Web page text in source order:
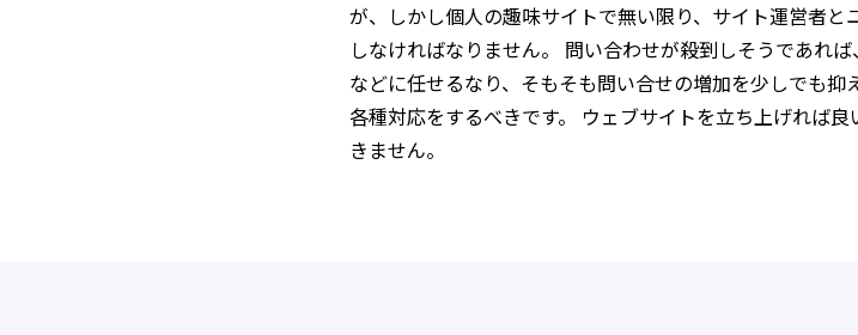
が、しかし個人の趣味サイトで無い限り、サイト運営者
しなければなりません。 問い合わせが殺到しそうであれ
などに任せるなり、そもそも問い合せの増加を少しでも
各種対応をするべきです。 ウェブサイトを立ち上げれば
きません。